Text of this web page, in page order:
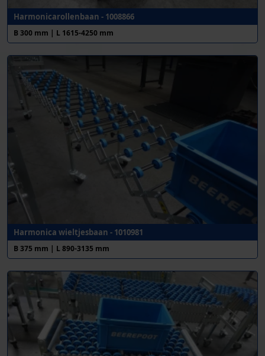
Harmonicarollenbaan - 1008866
B 300 mm | L 1615-4250 mm
Harmonica wieltjesbaan - 1010981
B 375 mm | L 890-3135 mm